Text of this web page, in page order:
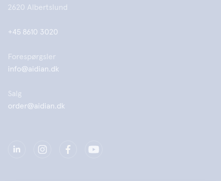
2620 Albertslund
+45 8610 3020
Forespørgsler
info@aidian.dk
Salg
order@aidian.dk